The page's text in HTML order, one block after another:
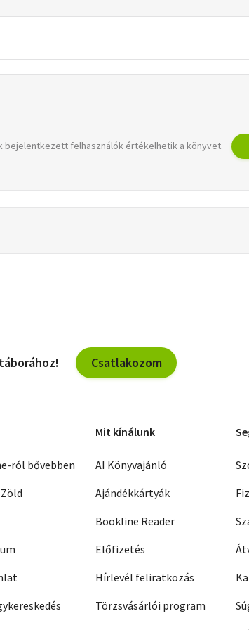
bejelentkezett felhasználók értékelhetik a könyvet.
Csatlakozom
ról bővebben
Mit kínálunk
AI Könyvajánló
Ajándékkártyák
Bookline Reader
Előfizetés
Hírlevél feliratkozás
Törzsvásárlói program